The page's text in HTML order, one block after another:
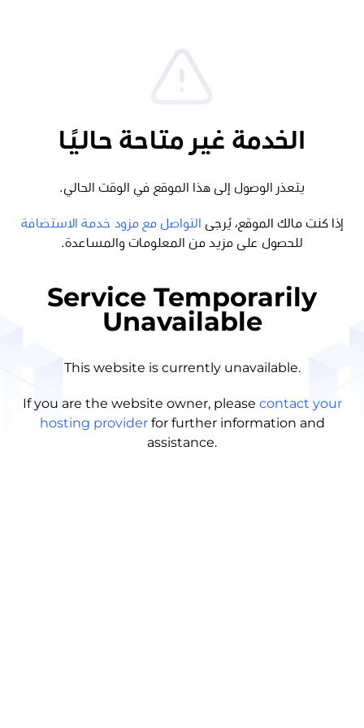
الخدمة غير متاحة حاليًا
يتعذر الوصول إلى هذا الموقع في الوقت الحالي.
إذا كنت مالك الموقع، يُرجى
التواصل مع مزود خدمة الاستضافة
للحصول على مزيد من المعلومات والمساعدة.
Service Temporarily
Unavailable
This website is currently unavailable.
If you are the website owner, please contact your
hosting provider for further information and
assistance.